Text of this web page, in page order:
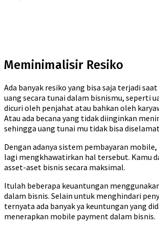
Meminimalisir Resiko
Ada banyak resiko yang bisa saja terjadi
uang secara tunai dalam bisnismu, seperti
dicuri oleh penjahat atau bahkan oleh
Atau ada becana yang tidak diinginkan
sehingga uang tunai mu tidak bisa
Dengan adanya sistem pembayaran
lagi mengkhawatirkan hal tersebut. Kamu
asset-aset bisnis secara maksimal.
Itulah beberapa keuantungan
dalam bisnis. Selain untuk menghindari
ternyata ada banyak ya keuntungan yang
menerapkan mobile payment dalam bisnis.